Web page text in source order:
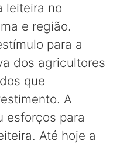
leiteira no
e região.
para a
dos agricultores
que
A
esforços para
Até hoje a